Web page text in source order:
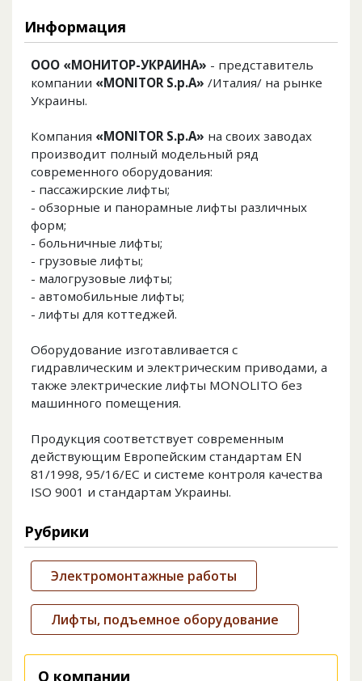
Информация
ООО «МОНИТОР-УКРАИНА» - представитель
компании «MONITOR S.p.A» /Италия/ на рынке
Украины.
Компания «MONITOR S.p.A» на своих заводах
производит полный модельный ряд
современного оборудования:
- пассажирские лифты;
- обзорные и панорамные лифты различных
форм;
- больничные лифты;
- грузовые лифты;
- малогрузовые лифты;
- автомобильные лифты;
- лифты для коттеджей.
Оборудование изготавливается с
гидравлическим и электрическим приводами, а
также электрические лифты MONOLITO без
машинного помещения.
Продукция соответствует современным
действующим Европейским стандартам EN
81/1998, 95/16/EC и системе контроля качества
ISO 9001 и стандартам Украины.
Рубрики
Электромонтажные работы
Лифты, подъемное оборудование
О компании